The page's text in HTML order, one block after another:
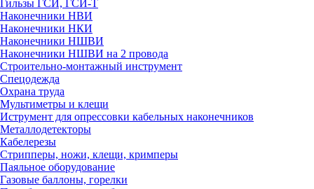
Гильзы ГСИ, ГСИ-Т
Наконечники НВИ
Наконечники НКИ
Наконечники НШВИ
Наконечники НШВИ на 2 провода
Строительно-монтажный инструмент
Спецодежда
Охрана труда
Мультиметры и клещи
Иструмент для опрессовки кабельных наконечников
Металлодетекторы
Кабелерезы
Стрипперы, ножи, клещи, кримперы
Паяльное оборудование
Газовые баллоны, горелки